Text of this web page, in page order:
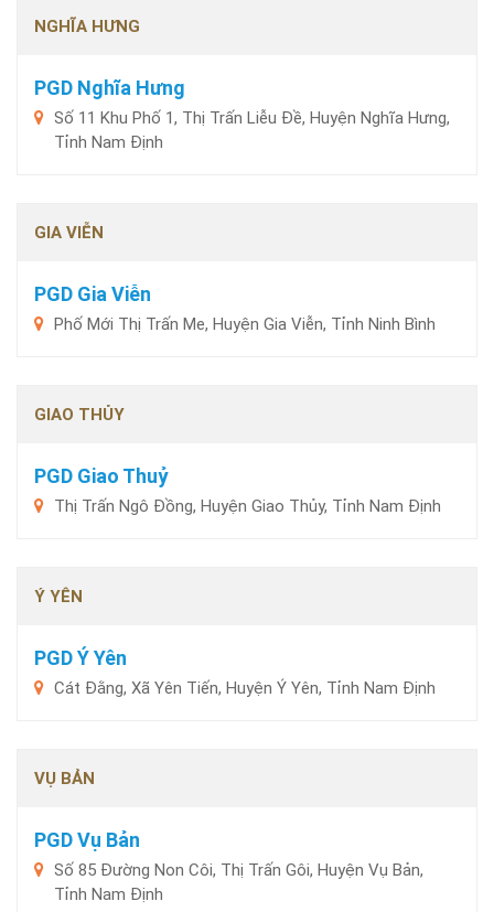
NGHĨA HƯNG
PGD Nghĩa Hưng
Số 11 Khu Phố 1, Thị Trấn Liễu Đề, Huyện Nghĩa Hưng,
Tỉnh Nam Định
GIA VIỄN
PGD Gia Viễn
Phố Mới Thị Trấn Me, Huyện Gia Viễn, Tỉnh Ninh Bình
GIAO THỦY
PGD Giao Thuỷ
Thị Trấn Ngô Đồng, Huyện Giao Thủy, Tỉnh Nam Định
Ý YÊN
PGD Ý Yên
Cát Đằng, Xã Yên Tiến, Huyện Ý Yên, Tỉnh Nam Định
VỤ BẢN
PGD Vụ Bản
Số 85 Đường Non Côi, Thị Trấn Gôi, Huyện Vụ Bản,
Tỉnh Nam Định